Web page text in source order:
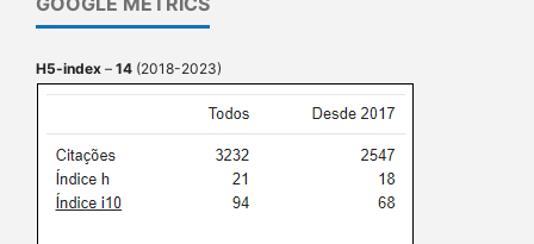
H5-index – 14 (2018-2023)